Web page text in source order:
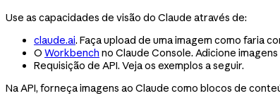
Use as capacidades de visão do Claude através de:
claude.ai. Faça upload de uma imagem como faria
O Workbench no Claude Console. Adicione
Requisição de API. Veja os exemplos a seguir.
Na API, forneça imagens ao Claude como blocos de